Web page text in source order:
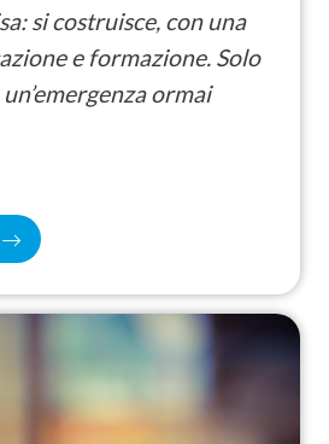
si costruisce, con una
e formazione. Solo
ormai